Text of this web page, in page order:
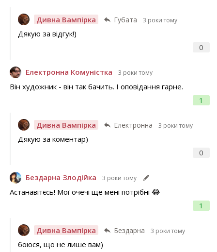
Дивна Вампірка Губата 3 роки тому
0
Дякую за відгук!)
Електронна Комуністка 3 роки тому
1
Він художник - він так бачить. І оповідання гарне.
Дивна Вампірка Електронна 3 роки тому
0
Дякую за коментар)
Бездарна Злодійка 3 роки тому
1
Астанавітєсь! Мої очечі ще мені потрібні 😂
Дивна Вампірка Бездарна 3 роки тому
боюся, що не лише вам)